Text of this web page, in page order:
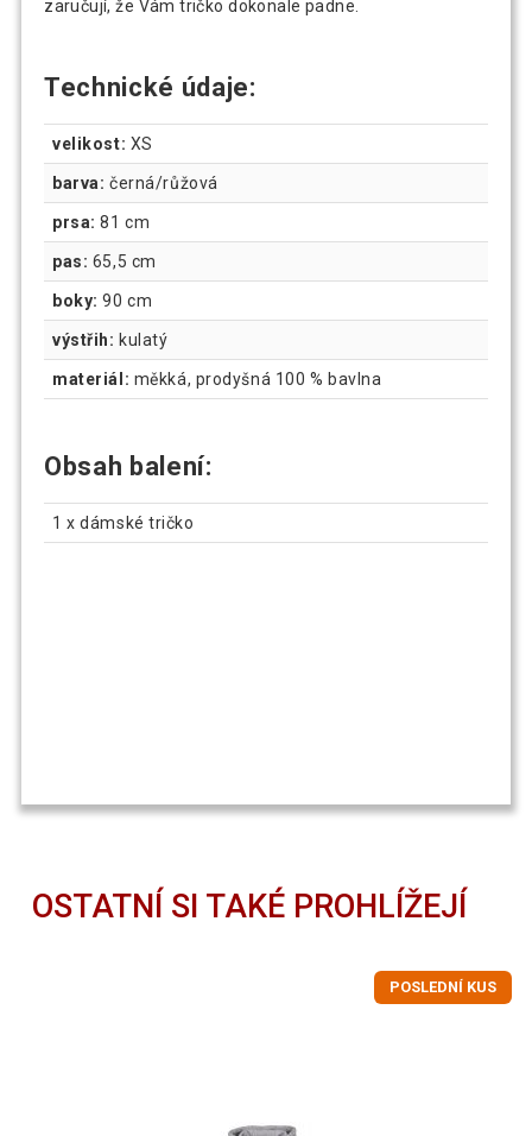
zaručují, že Vám tričko dokonale padne.
Technické údaje:
velikost: XS
barva: černá/růžová
prsa:81 cm
pas: 65,5 cm
boky: 90 cm
výstřih: kulatý
materiál: měkká, prodyšná 100 % bavlna
Obsah balení:
1 x dámské tričko
OSTATNÍ SI TAKÉ PROHLÍŽEJÍ
POSLEDNÍ KUS